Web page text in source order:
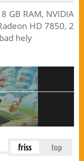
GB RAM, NVIDIA
HD 7850, 2
hely
friss top